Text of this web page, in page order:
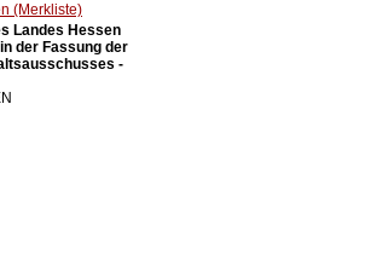
(Merkliste)
Landes Hessen
der Fassung der
-